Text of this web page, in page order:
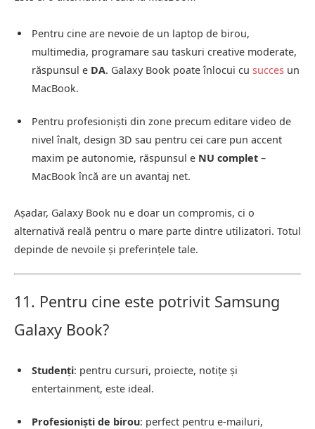
Pentru cine are nevoie de un laptop de birou,
multimedia, programare sau taskuri creative moderate,
răspunsul e DA. Galaxy Book poate înlocui cu succes un
MacBook.
Pentru profesioniști din zone precum editare video de
nivel înalt, design 3D sau pentru cei care pun accent
maxim pe autonomie, răspunsul e NU complet –
MacBook încă are un avantaj net.
Așadar, Galaxy Book nu e doar un compromis, ci o
alternativă reală pentru o mare parte dintre utilizatori. Totul
depinde de nevoile și preferințele tale.
11. Pentru cine este potrivit Samsung
Galaxy Book?
Studenți: pentru cursuri, proiecte, notițe și
entertainment, este ideal.
Profesioniști de birou: perfect pentru e-mailuri,